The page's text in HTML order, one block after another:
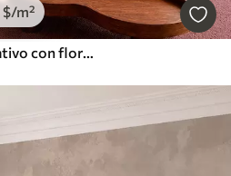
$/m²
Motivo tropical muy llamativo con flores, hojas y frutas de colores vivos